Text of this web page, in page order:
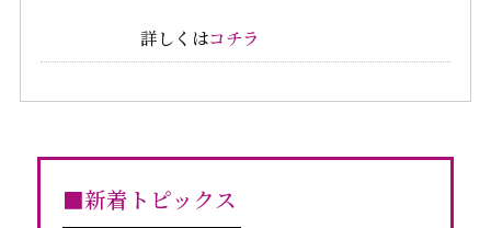
詳しくはコチラ
■新着トピックス